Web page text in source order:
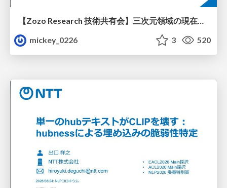
【Zozo Research 技術共有会】三次元領域の現在と展望
mickey_0226
3 520